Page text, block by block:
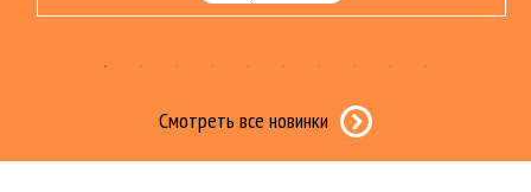
Смотреть все новинки